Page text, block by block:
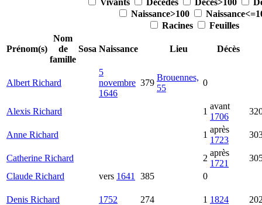
Naissance>100
Racines
Feuilles
Prénom(s)
Nom
de
famille
Sosa Naissance Lieu Décès
Albert Richard
5
novembre
1646
379
Brouennes,
55
0
Alexis Richard 1
avant
1706
Anne Richard 1
après
1723
Catherine Richard 2
après
1721
Claude Richard vers 1641 385 0
Denis Richard 1752 274 1 1824